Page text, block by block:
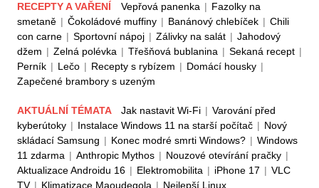
RECEPTY A VAŘENÍ Vepřová panenka | Fazolky na
smetaně | Čokoládové muffiny | Banánový chlebíček | Chili
con carne | Sportovní nápoj | Zálivky na salát | Jahodový
džem | Zelná polévka | Třešňová bublanina | Sekaná recept |
Perník | Lečo | Recepty s rybízem | Domácí housky |
Zapečené brambory s uzeným
AKTUÁLNÍ TÉMATA Jak nastavit Wi-Fi | Varování před
kyberútoky | Instalace Windows 11 na starší počítač | Nový
skládací Samsung | Konec modré smrti Windows? | Windows
11 zdarma | Anthropic Mythos | Nouzové otevírání pračky |
Aktualizace Androidu 16 | Elektromobilita | iPhone 17 | VLC
TV | Klimatizace Maoudegola | Nejlepší Linux